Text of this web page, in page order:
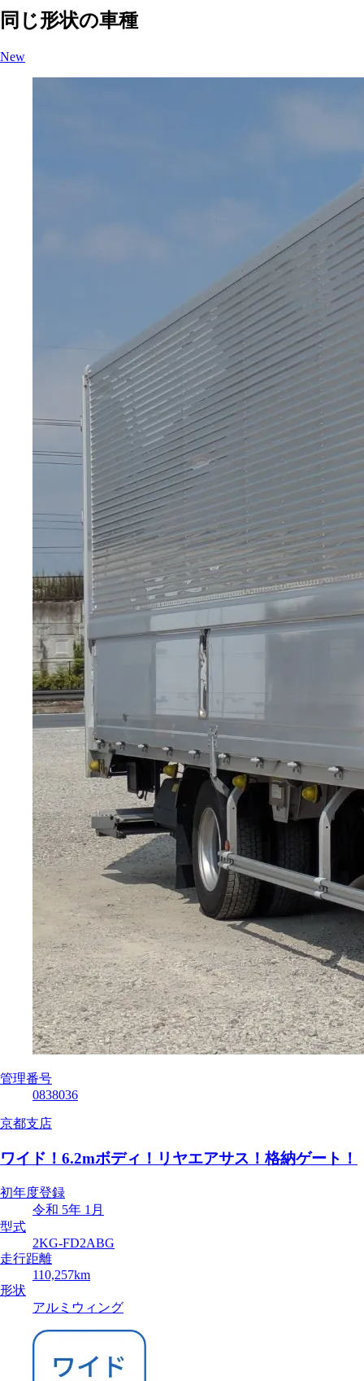
同じ形状の車種
New
管理番号
0838036
京都支店
ワイド！6.2mボディ！リヤエアサス！格納ゲート！
初年度登録
令和 5年 1月
型式
2KG-FD2ABG
走行距離
110,257km
形状
アルミウィング